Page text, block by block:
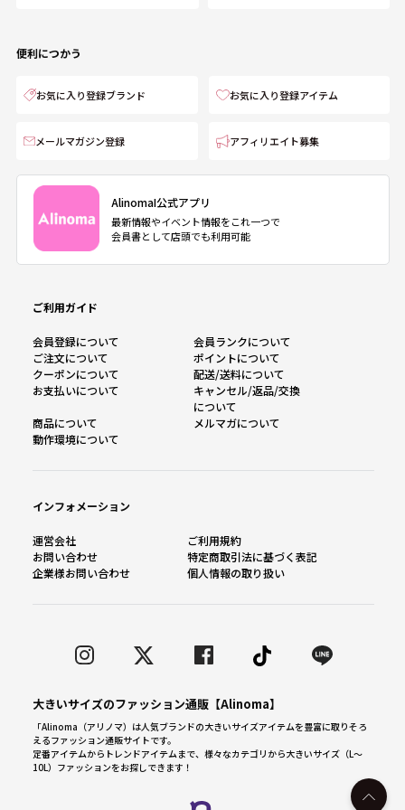
便利につかう
お気に入り登録ブランド お気に入り登録アイテム
メールマガジン登録 アフィリエイト募集
AlinomaI公式アプリ
最新情報やイベント情報をこれ一つで
会員書として店頭でも利用可能
ご利用ガイド
会員登録について
会員ランクについて
ご注文について
ポイントについて
クーポンについて
配送/送料について
お支払いについて
キャンセル/返品/交換
について
商品について
メルマガについて
動作環境について
インフォメーション
運営会社
ご利用規約
お問い合わせ
特定商取引法に基づく表記
企業様お問い合わせ
個人情報の取り扱い
大きいサイズのファッション通販【Alinoma】
「Alinoma（アリノマ）は人気ブランドの大きいサイズアイテムを豊富に取りそろ
えるファッション通販サイトです。
定番アイテムからトレンドアイテムまで、様々なカテゴリから大きいサイズ（L～
10L）ファッションをお探しできます！